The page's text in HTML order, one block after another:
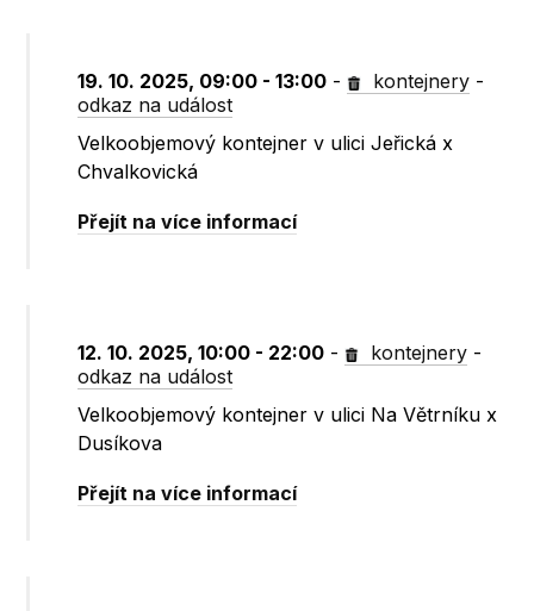
19. 10. 2025, 09:00 - 13:00 - kontejnery -
odkaz na událost
Velkoobjemový kontejner v ulici Jeřická x
Chvalkovická
Přejít na více informací
12. 10. 2025, 10:00 - 22:00 - kontejnery -
odkaz na událost
Velkoobjemový kontejner v ulici Na Větrníku x
Dusíkova
Přejít na více informací